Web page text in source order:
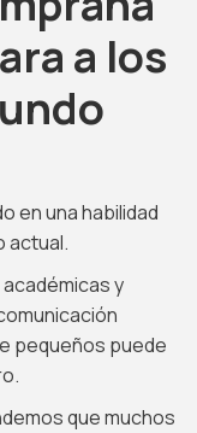
a los
en una habilidad
actual.
y
pequeños puede
que muchos